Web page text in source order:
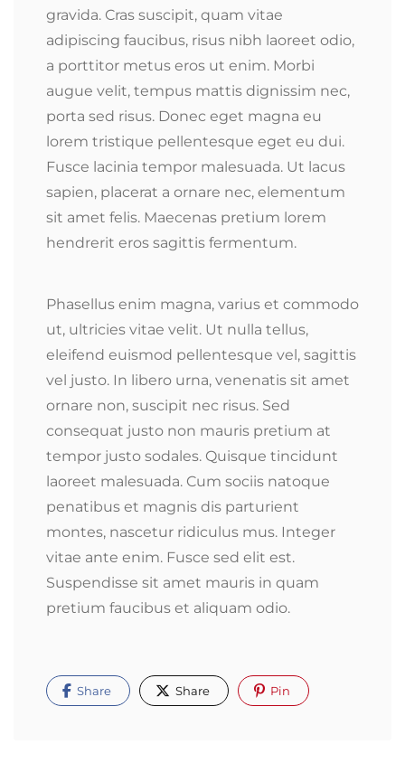
gravida. Cras suscipit, quam vitae
adipiscing faucibus, risus nibh laoreet odio,
a porttitor metus eros ut enim. Morbi
augue velit, tempus mattis dignissim nec,
porta sed risus. Donec eget magna eu
lorem tristique pellentesque eget eu dui.
Fusce lacinia tempor malesuada. Ut lacus
sapien, placerat a ornare nec, elementum
sit amet felis. Maecenas pretium lorem
hendrerit eros sagittis fermentum.
Phasellus enim magna, varius et commodo
ut, ultricies vitae velit. Ut nulla tellus,
eleifend euismod pellentesque vel, sagittis
vel justo. In libero urna, venenatis sit amet
ornare non, suscipit nec risus. Sed
consequat justo non mauris pretium at
tempor justo sodales. Quisque tincidunt
laoreet malesuada. Cum sociis natoque
penatibus et magnis dis parturient
montes, nascetur ridiculus mus. Integer
vitae ante enim. Fusce sed elit est.
Suspendisse sit amet mauris in quam
pretium faucibus et aliquam odio.
Share Share Pin